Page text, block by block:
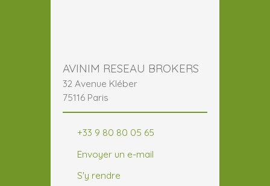
AVINIM RESEAU BROKERS
32 Avenue Kléber
75116 Paris
+33 9 80 80 05 65
Envoyer un e-mail
S'y rendre